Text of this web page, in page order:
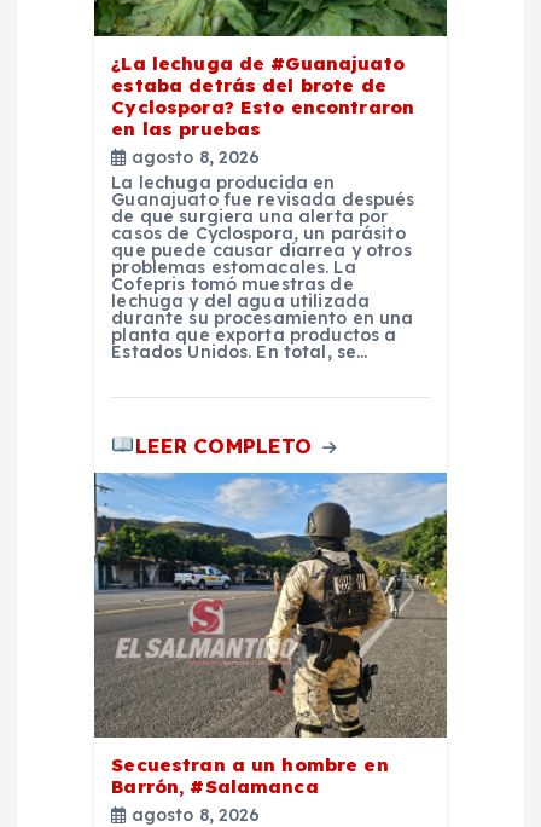
¿La lechuga de #Guanajuato
estaba detrás del brote de
Cyclospora? Esto encontraron
en las pruebas
agosto 8, 2026
La lechuga producida en
Guanajuato fue revisada después
de que surgiera una alerta por
casos de Cyclospora, un parásito
que puede causar diarrea y otros
problemas estomacales. La
Cofepris tomó muestras de
lechuga y del agua utilizada
durante su procesamiento en una
planta que exporta productos a
Estados Unidos. En total, se…
LEER COMPLETO
Secuestran a un hombre en
Barrón, #Salamanca
agosto 8, 2026